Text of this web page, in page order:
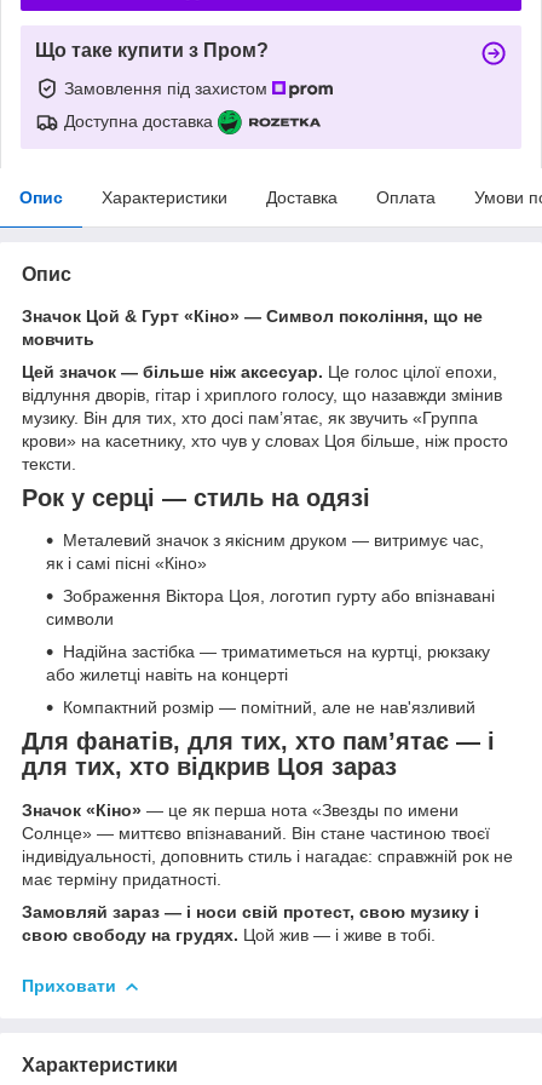
Що таке купити з Пром?
Замовлення під захистом
Доступна доставка
Опис Характеристики Доставка Оплата Умови
Опис
Значок Цой & Гурт «Кіно» — Символ покоління, що не
мовчить
Цей значок — більше ніж аксесуар. Це голос цілої епохи,
відлуння дворів, гітар і хриплого голосу, що назавжди змінив
музику. Він для тих, хто досі пам’ятає, як звучить «Группа
крови» на касетнику, хто чув у словах Цоя більше, ніж просто
тексти.
Рок у серці — стиль на одязі
Металевий значок з якісним друком — витримує час,
як і самі пісні «Кіно»
Зображення Віктора Цоя, логотип гурту або впізнавані
символи
Надійна застібка — триматиметься на куртці, рюкзаку
або жилетці навіть на концерті
Компактний розмір — помітний, але не нав'язливий
Для фанатів, для тих, хто пам’ятає — і
для тих, хто відкрив Цоя зараз
Значок «Кіно» — це як перша нота «Звезды по имени
Солнце» — миттєво впізнаваний. Він стане частиною твоєї
індивідуальності, доповнить стиль і нагадає: справжній рок не
має терміну придатності.
Замовляй зараз — і носи свій протест, свою музику і
свою свободу на грудях. Цой жив — і живе в тобі.
Приховати
Характеристики